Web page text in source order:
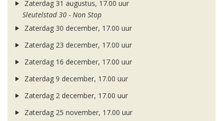
Zaterdag 31 augustus, 17.00 uur
Sleutelstad 30 - Non Stop
Zaterdag 30 december, 17.00 uur
Zaterdag 23 december, 17.00 uur
Zaterdag 16 december, 17.00 uur
Zaterdag 9 december, 17.00 uur
Zaterdag 2 december, 17.00 uur
Zaterdag 25 november, 17.00 uur